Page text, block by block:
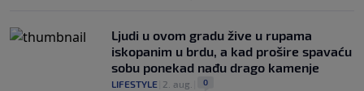
Ljudi u ovom gradu žive u rupama
iskopanim u brdu, a kad prošire spavaću
sobu ponekad nađu drago kamenje
LIFESTYLE 2. aug. 0